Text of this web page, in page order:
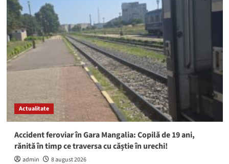
Actualitate
Accident feroviar în Gara Mangalia: Copilă de 19 ani,
rănită în timp ce traversa cu căștie în urechi!
admin 8 august 2026